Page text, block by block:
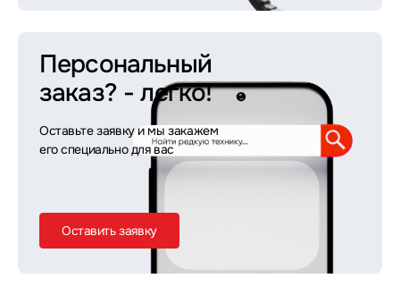
Персональный
заказ? - легко!
Оставьте заявку и мы закажем
его специально для вас
Оставить заявку